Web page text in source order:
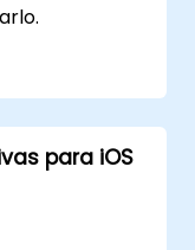
para iOS